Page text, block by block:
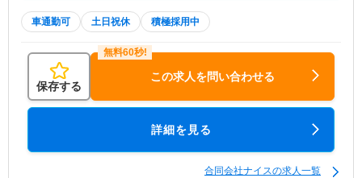
車通勤可 土日祝休 積極採用中
保存する
この求人を問い合わせる
詳細を見る
合同会社ナイスの求人一覧